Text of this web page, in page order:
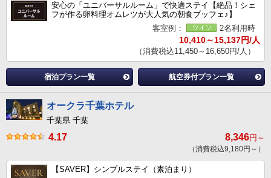
安心の「ユニバーサルルーム」で快適ステイ【絶品！シェ
フが作る卵料理オムレツが大人気の朝食ブッフェ♪】
客室例：
2名利用時
10,410～15,137円/人
（消費税込11,450～16,650円/人）
宿泊プラン一覧 航空券付プラン一覧
オークラ千葉ホテル
千葉県 千葉
4.17 8,346円～
（消費税込9,180円～）
【SAVER】シンプルステイ（素泊まり）